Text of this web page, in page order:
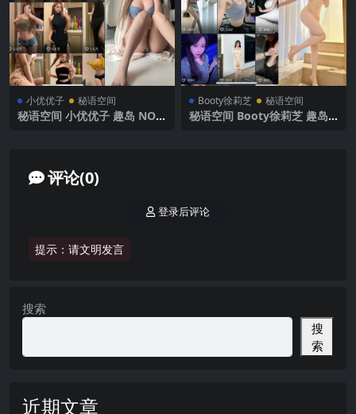
小优优子 秘语空间
秘语空间 小优优子 趣岛 NO.0
Booty徐莉芝 秘语空间
秘语空间 Booty徐莉芝 趣岛
评论(0)
提示：请文明发言
登录后评论
搜索
搜
索
近期文章